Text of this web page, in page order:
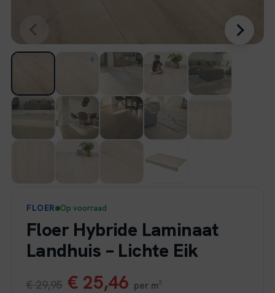
FLOER Op voorraad
Floer Hybride Laminaat
Landhuis – Lichte Eik
€29,95 Oorspronkelijke
€ 25,46 Huidige
per m²